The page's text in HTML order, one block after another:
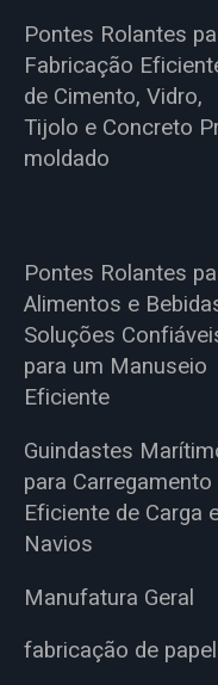
Pontes Rolantes
Fabricação
de Cimento, Vidro,
Tijolo e Concreto
moldado
Pontes Rolantes
Alimentos e
Soluções
para um Manuseio
Eficiente
Guindastes
para Carregamento
Eficiente de Carga
Navios
Manufatura Geral
fabricação de papel